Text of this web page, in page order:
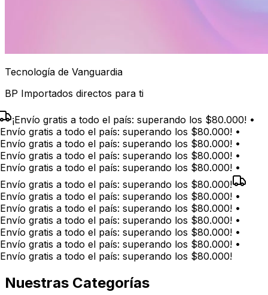
Tecnología de Vanguardia
BP Importados directos para ti
¡Envío gratis a todo el país: superando los $80.000! •
gratis a todo el país: superando los $80.000! •
gratis a todo el país: superando los $80.000! •
gratis a todo el país: superando los $80.000! •
gratis a todo el país: superando los $80.000! •
gratis a todo el país: superando los $80.000!
gratis a todo el país: superando los $80.000! •
gratis a todo el país: superando los $80.000! •
gratis a todo el país: superando los $80.000! •
gratis a todo el país: superando los $80.000! •
gratis a todo el país: superando los $80.000! •
gratis a todo el país: superando los $80.000!
Nuestras Categorías